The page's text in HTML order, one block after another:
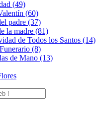
(49)
(60)
padre (37)
la madre (81)
de Todos los Santos (14)
(8)
de Mano (13)